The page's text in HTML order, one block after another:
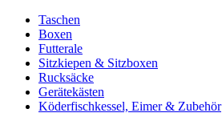
Taschen
Boxen
Futterale
Sitzkiepen & Sitzboxen
Rucksäcke
Gerätekästen
Köderfischkessel, Eimer & Zubehör